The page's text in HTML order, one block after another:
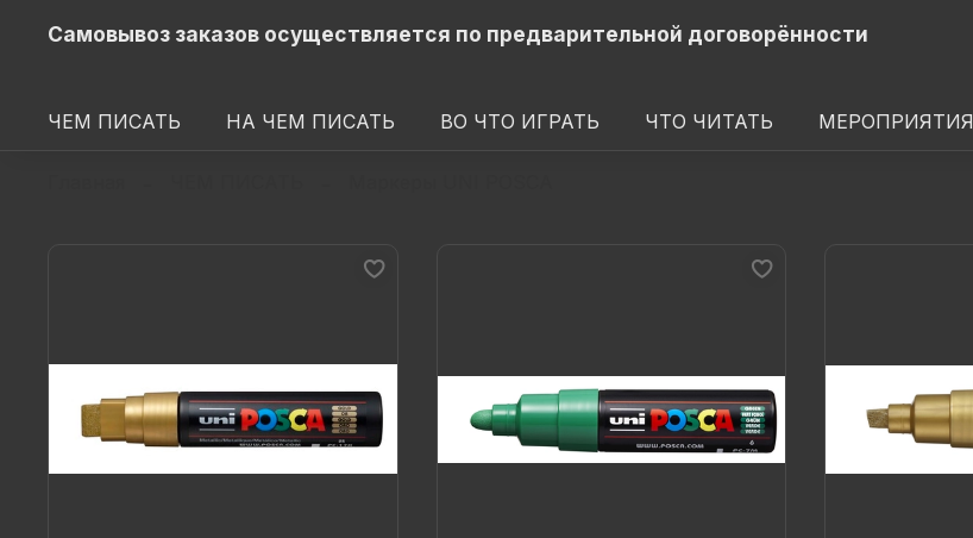
Самовывоз заказов осуществляется по предварительной договорённости
ЧЕМ ПИСАТЬ НА ЧЕМ ПИСАТЬ ВО ЧТО ИГРАТЬ ЧТО ЧИТАТЬ МЕРОПРИЯТИЯ